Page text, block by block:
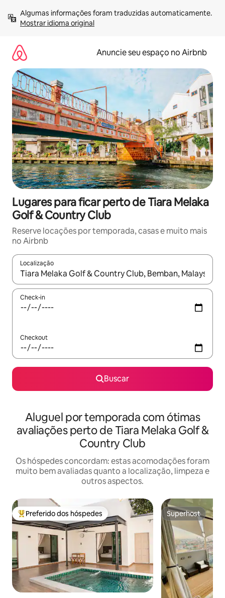
para
Mostrar idioma original
Anuncie seu espaço no Airbnb
Lugares para ficar perto de Tiara Melaka
Golf & Country Club
Reserve locações por temporada, casas e muito mais
no Airbnb
Localização
Quando os resultados estiverem disponíveis, explore-os
Check-in
Checkout
Buscar
Aluguel por temporada com ótimas
avaliações perto de Tiara Melaka Golf &
Country Club
Os hóspedes concordam: estas acomodações foram
muito bem avaliadas quanto a localização, limpeza e
outros aspectos.
Entre os melhores preferidos dos hóspedes
Preferido dos hóspedes Superhost
Superhost